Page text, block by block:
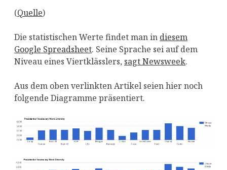
(Quelle)
Die statistischen Werte findet man in diesem
Google Spreadsheet. Seine Sprache sei auf dem
Niveau eines Viertklässlers, sagt Newsweek.
Aus dem oben verlinkten Artikel seien hier noch
folgende Diagramme präsentiert.